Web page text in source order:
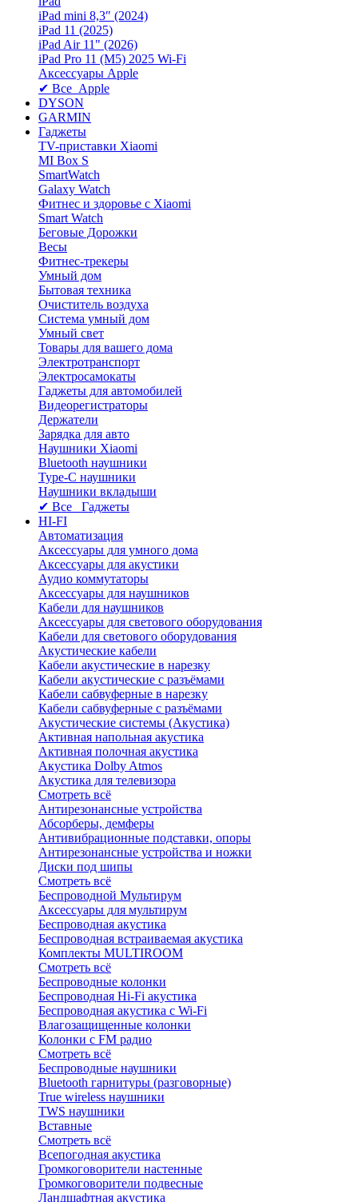
iPad mini 8,3″ (2024)
iPad 11 (2025)
iPad Air 11" (2026)
iPad Pro 11 (M5) 2025 Wi-Fi
Аксессуары Apple
✔ Все Apple
DYSON
GARMIN
Гаджеты
TV-приставки Xiaomi
MI Box S
SmartWatch
Galaxy Watch
Фитнес и здоровье с Xiaomi
Smart Watch
Беговые Дорожки
Весы
Фитнес-трекеры
Умный дом
Бытовая техника
Очиститель воздуха
Система умный дом
Умный свет
Товары для вашего дома
Электротранспорт
Электросамокаты
Гаджеты для автомобилей
Видеорегистраторы
Держатели
Зарядка для авто
Наушники Xiaomi
Bluetooth наушники
Type-C наушники
Наушники вкладыши
✔ Все Гаджеты
HI-FI
Автоматизация
Аксессуары для умного дома
Аксессуары для акустики
Аудио коммутаторы
Аксессуары для наушников
Кабели для наушников
Аксессуары для светового оборудования
Кабели для светового оборудования
Акустические кабели
Кабели акустические в нарезку
Кабели акустические с разъёмами
Кабели сабвуферные в нарезку
Кабели сабвуферные с разъёмами
Акустические системы (Акустика)
Активная напольная акустика
Активная полочная акустика
Акустика Dolby Atmos
Акустика для телевизора
Смотреть всё
Антирезонансные устройства
Абсорберы, демферы
Антивибрационные подставки, опоры
Антирезонансные устройства и ножки
Диски под шипы
Смотреть всё
Беспроводной Мультирум
Аксессуары для мультирум
Беспроводная акустика
Беспроводная встраиваемая акустика
Комплекты MULTIROOM
Смотреть всё
Беспроводные колонки
Беспроводная Hi-Fi акустика
Беспроводная акустика с Wi-Fi
Влагозащищенные колонки
Колонки с FM радио
Смотреть всё
Беспроводные наушники
Bluetоoth гарнитуры (разговорные)
True wireless наушники
TWS наушники
Вставные
Смотреть всё
Всепогодная акустика
Громкоговорители настенные
Громкоговорители подвесные
Ландшафтная акустика